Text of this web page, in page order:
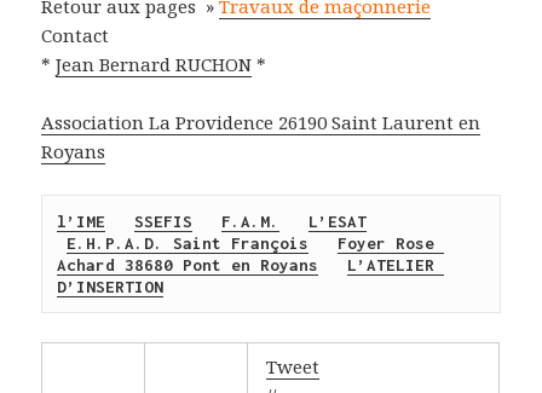
Retour aux pages »Travaux de maçonnerie
Contact
*Jean Bernard RUCHON *
Association La Providence 26190 Saint Laurent en
Royans
l’IME SSEFIS F.A.M.
L’ESAT
E.H.P.A.D. Saint François
Foyer Rose
Achard 38680 Pont en Royans
L’ATELIER
D’INSERTION
Tweet